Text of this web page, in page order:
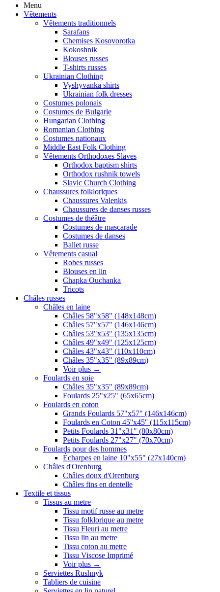
Menu
Vêtements
Vêtements traditionnels
Sarafans
Chemises Kosovorotka
Kokoshnik
Blouses russes
T-shirts russes
Ukrainian Clothing
Vyshyvanka shirts
Ukrainian folk dresses
Costumes polonais
Costumes de Bulgarie
Hungarian Clothing
Romanian Clothing
Costumes nationaux
Middle East Folk Clothing
Vêtements Orthodoxes Slaves
Orthodox baptism shirts
Orthodox rushnik towels
Slavic Church Clothing
Chaussures folkloriques
Chaussures Valenkis
Chaussures de danses russes
Costumes de théâtre
Costumes de mascarade
Costumes de danses
Ballet russe
Vêtements casual
Robes russes
Blouses en lin
Chapka Ouchanka
Tricots
Châles russes
Châles en laine
Châles 58"x58" (148x148cm)
Châles 57"x57" (146x146cm)
Châles 53"x53" (135x135cm)
Châles 49"x49" (125x125cm)
Châles 43"x43" (110x110cm)
Châles 35"x35" (89x89cm)
Voir plus →
Foulards en soie
Châles 35"x35" (89x89cm)
Foulards 25"x25" (65x65cm)
Foulards en coton
Grands Foulards 57"x57" (146x146cm)
Foulards en Coton 45''x45'' (115x115cm)
Petits Foulards 31"x31" (80x80cm)
Petits Foulards 27"x27" (70x70cm)
Foulards pour des hommes
Écharpes en laine 10"x55" (27x140cm)
Châles d'Orenburg
Châles doux d'Orenburg
Châles fins en dentelle
Textile et tissus
Tissus au metre
Tissu motif russe au metre
Tissu folklorique au metre
Tissu Fleuri au metre
Tissu lin au metre
Tissu coton au metre
Tissu Viscose Imprimé
Voir plus →
Serviettes Rushnyk
Tabliers de cuisine